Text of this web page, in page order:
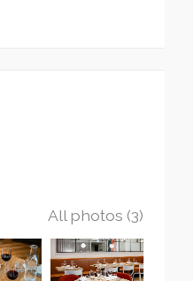
All photos (3)